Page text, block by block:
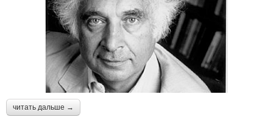
читать дальше →